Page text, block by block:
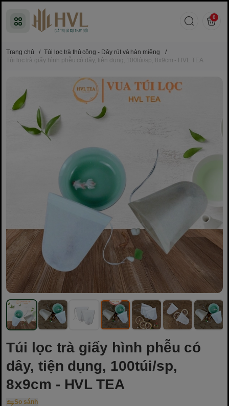
0
Trang chủ / Túi lọc trà thủ công - Dây rút và hàn miệng
/
Túi lọc trà giấy hình phễu có dây, tiện dụng, 100túi/sp, 8x9cm - HVL TEA
Túi lọc trà giấy hình phễu có
dây, tiện dụng, 100túi/sp,
8x9cm - HVL TEA
So sánh